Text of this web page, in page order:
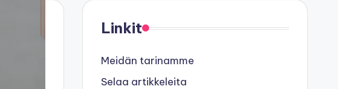
Linkit
Meidän tarinamme
Selaa artikkeleita